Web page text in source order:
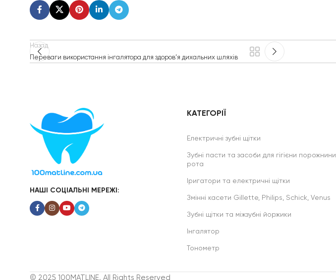
Назад
Переваги використання інгалятора для здоров’я дихальних шляхів
НАШІ СОЦІАЛЬНІ МЕРЕЖІ:
КАТЕГОРІЇ
Електричні зубні щітки
Зубні пасти та засоби для гігієни порожнини
рота
Іригатори та електричні щітки
Змінні касети Gillette, Philips, Schick, Venus
Зубні щітки та міжзубні йоржики
Інгалятор
Тонометр
© 2025 100MATLINE, All Rights Reserved